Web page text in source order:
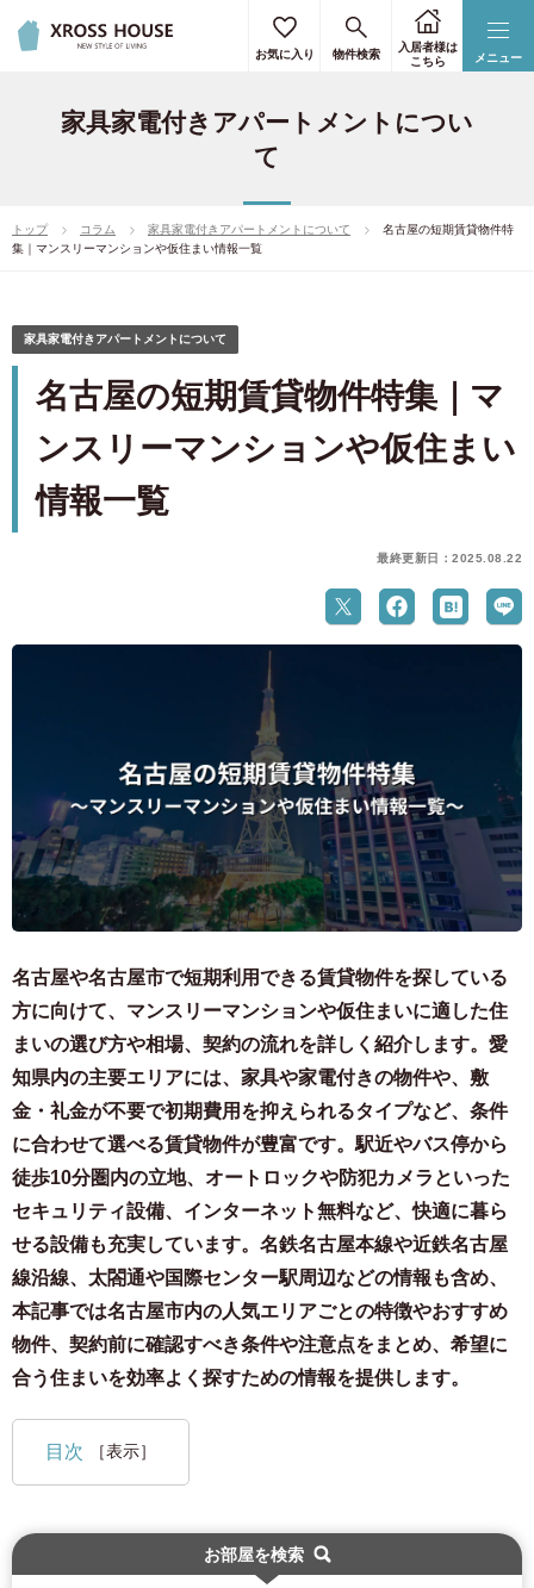
メニュー
お気に入り 物件検索
入居者様は
こちら
家具家電付きアパートメントについ
て
トップ コラム 家具家電付きアパートメントについて
名古屋の短期賃貸物件特
集｜マンスリーマンションや仮住まい情報一覧
家具家電付きアパートメントについて
名古屋の短期賃貸物件特集｜マ
ンスリーマンションや仮住まい
情報一覧
最終更新日：2025.08.22
名古屋や名古屋市で短期利用できる賃貸物件を探している
方に向けて、マンスリーマンションや仮住まいに適した住
まいの選び方や相場、契約の流れを詳しく紹介します。愛
知県内の主要エリアには、家具や家電付きの物件や、敷
金・礼金が不要で初期費用を抑えられるタイプなど、条件
に合わせて選べる賃貸物件が豊富です。駅近やバス停から
徒歩10分圏内の立地、オートロックや防犯カメラといった
セキュリティ設備、インターネット無料など、快適に暮ら
せる設備も充実しています。名鉄名古屋本線や近鉄名古屋
線沿線、太閤通や国際センター駅周辺などの情報も含め、
本記事では名古屋市内の人気エリアごとの特徴やおすすめ
物件、契約前に確認すべき条件や注意点をまとめ、希望に
合う住まいを効率よく探すための情報を提供します。
目次 ［表示］
お部屋を検索